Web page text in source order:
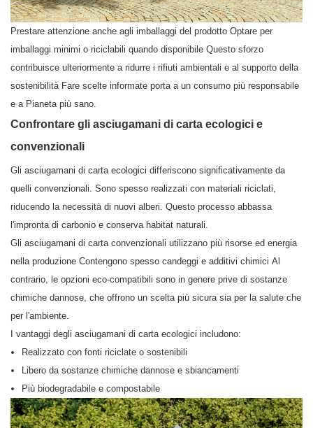
Prestare attenzione anche agli imballaggi del prodotto Optare per
imballaggi minimi o riciclabili quando disponibile Questo sforzo
contribuisce ulteriormente a ridurre i rifiuti ambientali e al supporto della
sostenibilità Fare scelte informate porta a un consumo più responsabile
e a Pianeta più sano.
Confrontare gli asciugamani di carta ecologici e
convenzionali
Gli asciugamani di carta ecologici differiscono significativamente da
quelli convenzionali. Sono spesso realizzati con materiali riciclati,
riducendo la necessità di nuovi alberi. Questo processo abbassa
l'impronta di carbonio e conserva habitat naturali.
Gli asciugamani di carta convenzionali utilizzano più risorse ed energia
nella produzione Contengono spesso candeggi e additivi chimici Al
contrario, le opzioni eco-compatibili sono in genere prive di sostanze
chimiche dannose, che offrono un scelta più sicura sia per la salute che
per l'ambiente.
I vantaggi degli asciugamani di carta ecologici includono:
Realizzato con fonti riciclate o sostenibili
Libero da sostanze chimiche dannose e sbiancamenti
Più biodegradabile e compostabile